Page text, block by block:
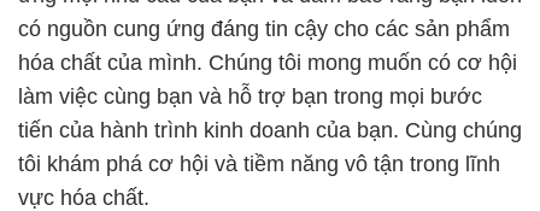
có nguồn cung ứng đáng tin cậy cho các sản phẩm
hóa chất của mình. Chúng tôi mong muốn có cơ hội
làm việc cùng bạn và hỗ trợ bạn trong mọi bước
tiến của hành trình kinh doanh của bạn. Cùng chúng
tôi khám phá cơ hội và tiềm năng vô tận trong lĩnh
vực hóa chất.